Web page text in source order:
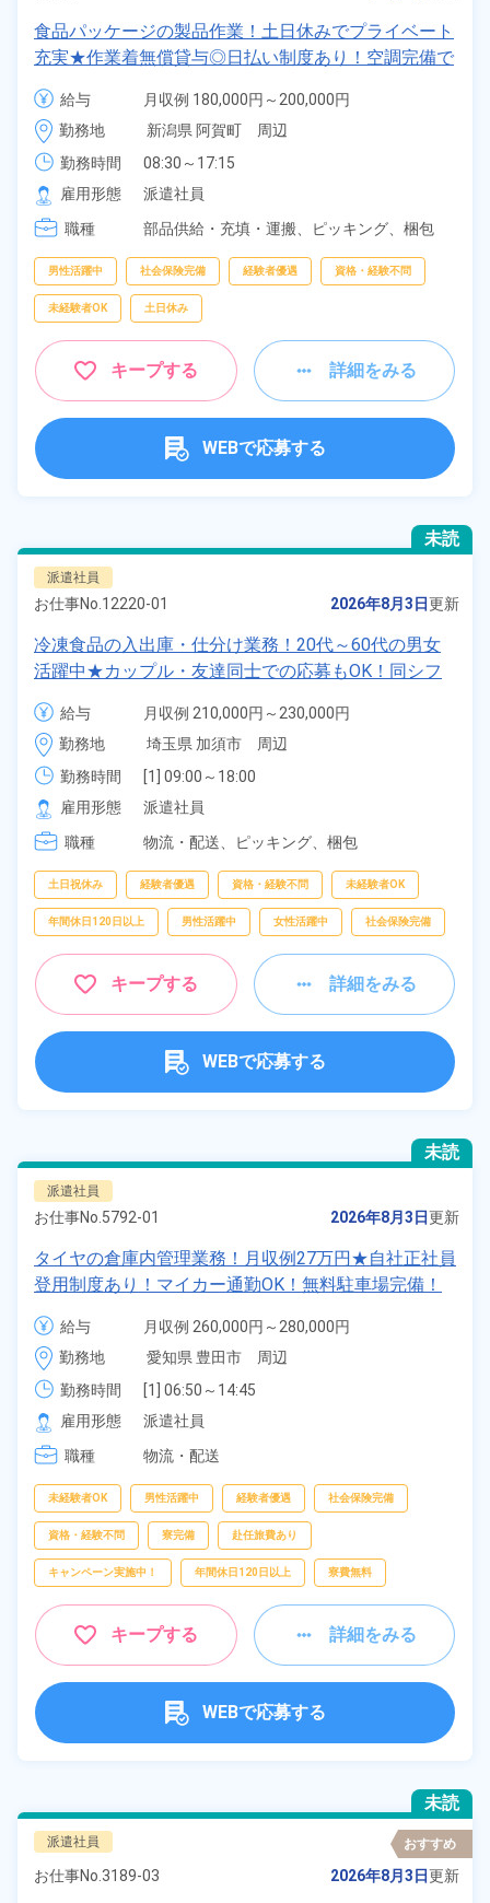
食品パッケージの製品作業！土日休みでプライベート
充実★作業着無償貸与◎日払い制度あり！空調完備で
働きやすい★マイカー通勤＆無料駐車場あり！《新潟
県阿賀野市》
給与
月収例 180,000円～200,000円
時給 1,180円～1,180円
勤務地
新潟県 阿賀町　周辺
勤務時間
08:30～17:15
雇用形態
派遣社員
職種
部品供給・充填・運搬、 ピッキング、 梱包
男性活躍中 社会保険完備 経験者優遇 資格・経験不問
未経験者OK 土日休み
キープする 詳細をみる
WEBで応募する
未読
派遣社員
お仕事No. 12220-01 2026年8月3日更新
冷凍食品の入出庫・仕分け業務！20代～60代の男女
活躍中★カップル・友達同士での応募もOK！同シフ
トもOK！残業少なめ！マイカー通勤OK！無料駐車場
あり！土日祝休み！年間休日120日！《埼玉県加須
市》
給与
月収例 210,000円～230,000円
時給 1,300円～1,300円
勤務地
埼玉県 加須市　周辺
勤務時間
[1] 09:00～18:00
[2] 21:00～06:00
雇用形態
派遣社員
職種
物流・配送、 ピッキング、 梱包
土日祝休み 経験者優遇 資格・経験不問 未経験者OK
年間休日120日以上 男性活躍中 女性活躍中 社会保険完備
キープする 詳細をみる
WEBで応募する
未読
派遣社員
お仕事No. 5792-01 2026年8月3日更新
タイヤの倉庫内管理業務！月収例27万円★自社正社員
登用制度あり！マイカー通勤OK！無料駐車場完備！
嬉しい備品付き寮完備★《愛知県豊田市》
給与
月収例 260,000円～280,000円
時給 1,500円～1,500円
勤務地
愛知県 豊田市　周辺
勤務時間
[1] 06:50～14:45
[2] 14:35～22:30
[3] 22:20～07:00
雇用形態
派遣社員
職種
物流・配送
未経験者OK 男性活躍中 経験者優遇 社会保険完備
資格・経験不問 寮完備 赴任旅費あり
キャンペーン実施中！ 年間休日120日以上 寮費無料
キープする 詳細をみる
WEBで応募する
未読
派遣社員 おすすめ
お仕事No. 3189-03 2026年8月3日更新